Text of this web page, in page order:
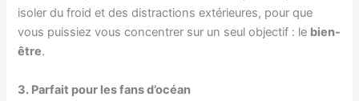
isoler du froid et des distractions extérieures, pour que
vous puissiez vous concentrer sur un seul objectif : le bien-
être.
3. Parfait pour les fans d’océan